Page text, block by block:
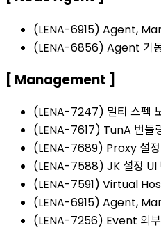
(LENA-6915) Agent,
(LENA-6856) Agent 기동
[ Management ]
(LENA-7247) 멀티 스펙
(LENA-7617) TunA 번들
(LENA-7689) Proxy 설정
(LENA-7588) JK 설정 UI
(LENA-7591) Virtual
(LENA-6915) Agent,
(LENA-7256) Event 외